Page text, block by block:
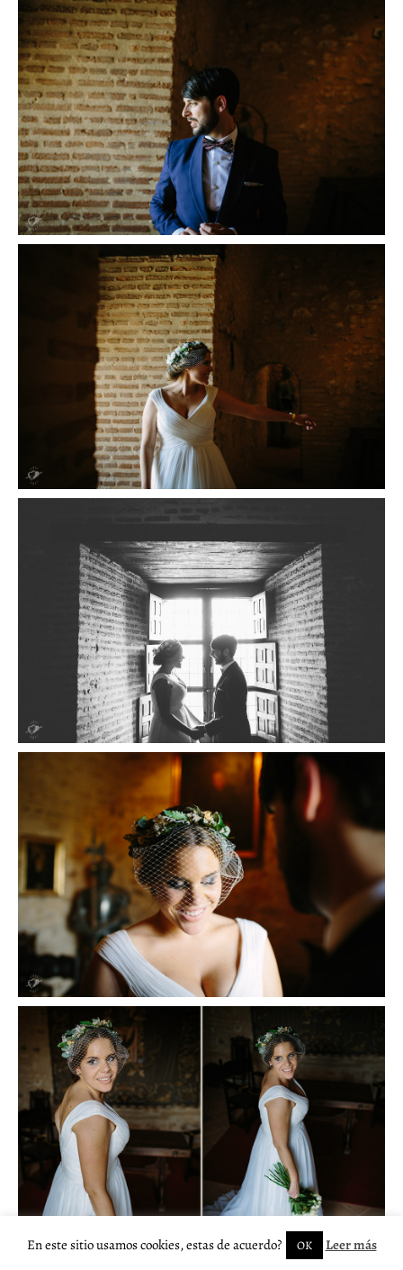
En este sitio usamos cookies, estas de acuerdo? OK Leer más